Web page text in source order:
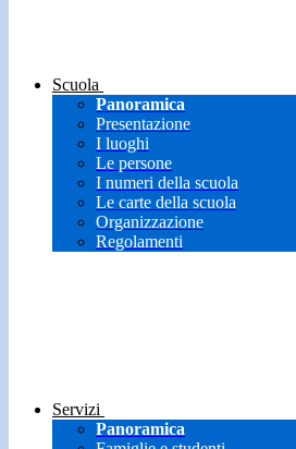
Scuola
Panoramica
Presentazione
I luoghi
Le persone
I numeri della scuola
Le carte della scuola
Organizzazione
Regolamenti
Servizi
Panoramica